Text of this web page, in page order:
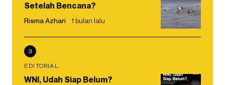
Setelah Bencana?
Risma Azhari 1 bulan lalu
3
EDITORIAL
WNI, Udah Siap Belum?